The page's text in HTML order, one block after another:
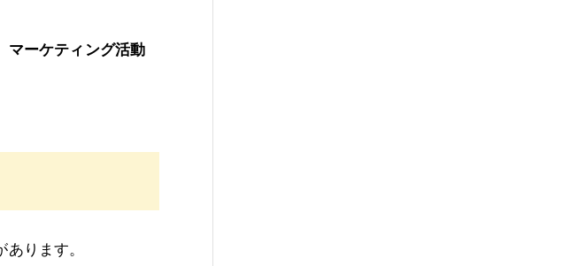
マーケティング活動
ります。